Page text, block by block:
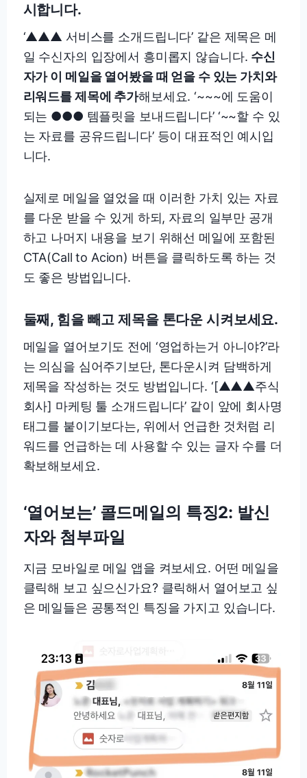
시합니다.
‘▲▲▲ 서비스를 소개드립니다’ 같은 제목은 메
일 수신자의 입장에서 흥미롭지 않습니다. 수신
자가 이 메일을 열어봤을 때 얻을 수 있는 가치와
리워드를 제목에 추가해보세요. ‘~~~에 도움이
되는 ●●● 템플릿을 보내드립니다’ ‘~~할 수 있
는 자료를 공유드립니다’ 등이 대표적인 예시입
니다.
실제로 메일을 열었을 때 이러한 가치 있는 자료
를 다운 받을 수 있게 하되, 자료의 일부만 공개
하고 나머지 내용을 보기 위해선 메일에 포함된
CTA(Call to Acion) 버튼을 클릭하도록 하는 것
도 좋은 방법입니다.
둘째, 힘을 빼고 제목을 톤다운 시켜보세요.
메일을 열어보기도 전에 ‘영업하는거 아니야?’라
는 의심을 심어주기보단, 톤다운시켜 담백하게
제목을 작성하는 것도 방법입니다. ‘[▲▲▲주식
회사] 마케팅 툴 소개드립니다’ 같이 앞에 회사명
태그를 붙이기보다는, 위에서 언급한 것처럼 리
워드를 언급하는 데 사용할 수 있는 글자 수를 더
확보해보세요.
‘열어보는’ 콜드메일의 특징2: 발신
자와 첨부파일
지금 모바일로 메일 앱을 켜보세요. 어떤 메일을
클릭해 보고 싶으신가요? 클릭해서 열어보고 싶
은 메일들은 공통적인 특징을 가지고 있습니다.